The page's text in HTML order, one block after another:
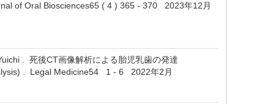
of Oral Biosciences65 ( 4 ) 365 - 370 2023年12月
. 死後CT画像解析による胎児乳歯の発達
. Legal Medicine54 1 - 6 2022年2月